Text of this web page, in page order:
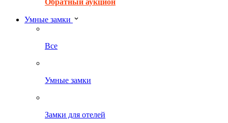
Обратный аукцион
Умные замки
Все
Умные замки
Замки для отелей